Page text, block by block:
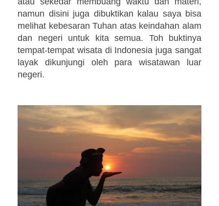
namun disini juga dibuktikan kalau saya bisa
melihat kebesaran Tuhan atas keindahan alam
dan negeri untuk kita semua. Toh buktinya
tempat-tempat wisata di Indonesia juga sangat
layak dikunjungi oleh para wisatawan luar
negeri.